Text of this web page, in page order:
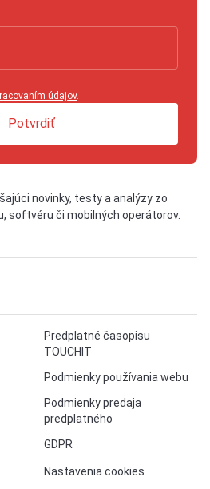
údajov.
Potvrdiť
novinky, testy a analýzy zo
softvéru či mobilných operátorov.
Predplatné časopisu
TOUCHIT
Podmienky používania webu
Podmienky predaja
predplatného
GDPR
Nastavenia cookies